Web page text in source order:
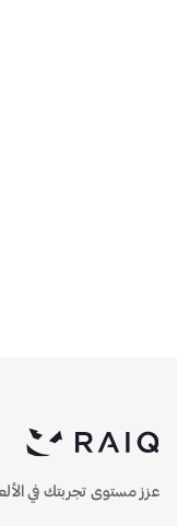
عزز مستوى تجربتك في